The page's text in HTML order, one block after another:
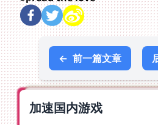
← 前一篇文章
加速国内游戏